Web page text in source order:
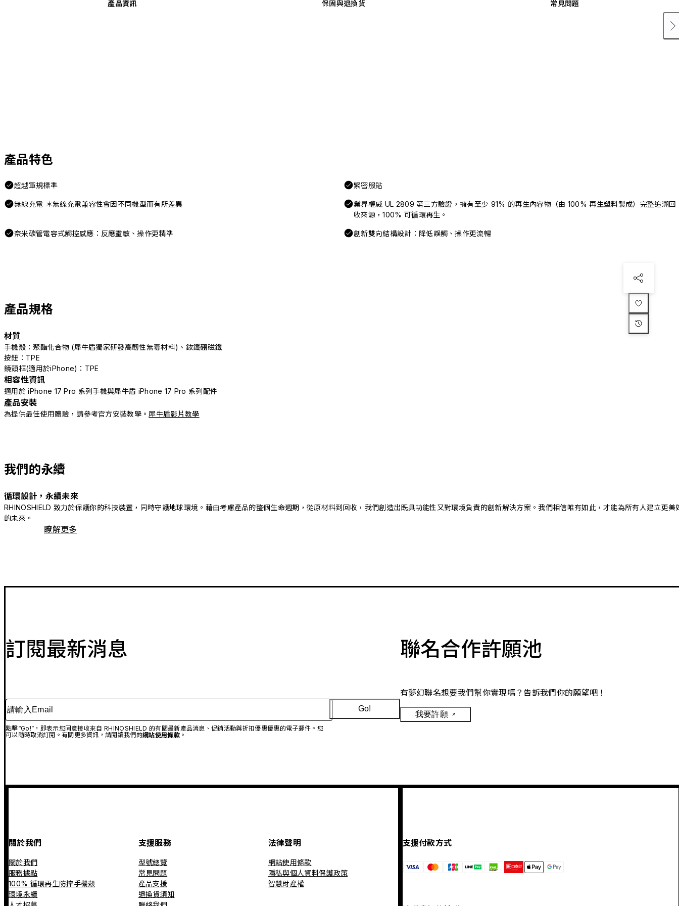
產品資訊 保固與退換貨 常見問題
產品特色
超越軍規標準 緊密服貼
無線充電 ＊無線充電兼容性會因不同機型而有所差異
業界權威 UL 2809 第三方驗證，擁有至少 91% 的再生內容物（由 100% 再生塑料製成）完整追溯回
收來源，100% 可循環再生。
奈米碳管電容式觸控感應：反應靈敏、操作更精準 創新雙向結構設計：降低誤觸、操作更流暢
產品規格
材質
手機殼：聚酯化合物 (犀牛盾獨家研發高韌性無毒材料)、釹鐵硼磁鐵
按鈕：TPE
鏡頭框(適用於iPhone)：TPE
相容性資訊
適用於 iPhone 17 Pro 系列手機與犀牛盾 iPhone 17 Pro 系列配件
產品安裝
為提供最佳使用體驗，請參考官方安裝教學。 犀牛盾影片教學
我們的永續
循環設計，永續未來
RHINOSHIELD 致力於保護你的科技裝置，同時守護地球環境。藉由考慮產品的整個生命週期，從原材料到回收，我們創造出既具功能性又對環境負責的創新解決方案。我們相信唯有如此，才能為所有人建立更美
的未來。
瞭解更多
訂閱最新消息
請輸入Email
點擊“Go!”，即表示您同意接收來自 RHINOSHIELD 的有關最新產品消息、促銷活動與折扣優惠優惠的電子郵件。您
可以隨時取消訂閱。有關更多資訊，請閱讀我們的網站使用條款。
Go!
聯名合作許願池
有夢幻聯名想要我們幫你實現嗎？告訴我們你的願望吧！
我要許願
關於我們
關於我們
服務據點
100% 循環再生防摔手機殼
環境永續
支援服務
型號總覽
常見問題
產品支援
退換貨須知
法律聲明
網站使用條款
隱私與個人資料保護政策
智慧財產權
支援付款方式